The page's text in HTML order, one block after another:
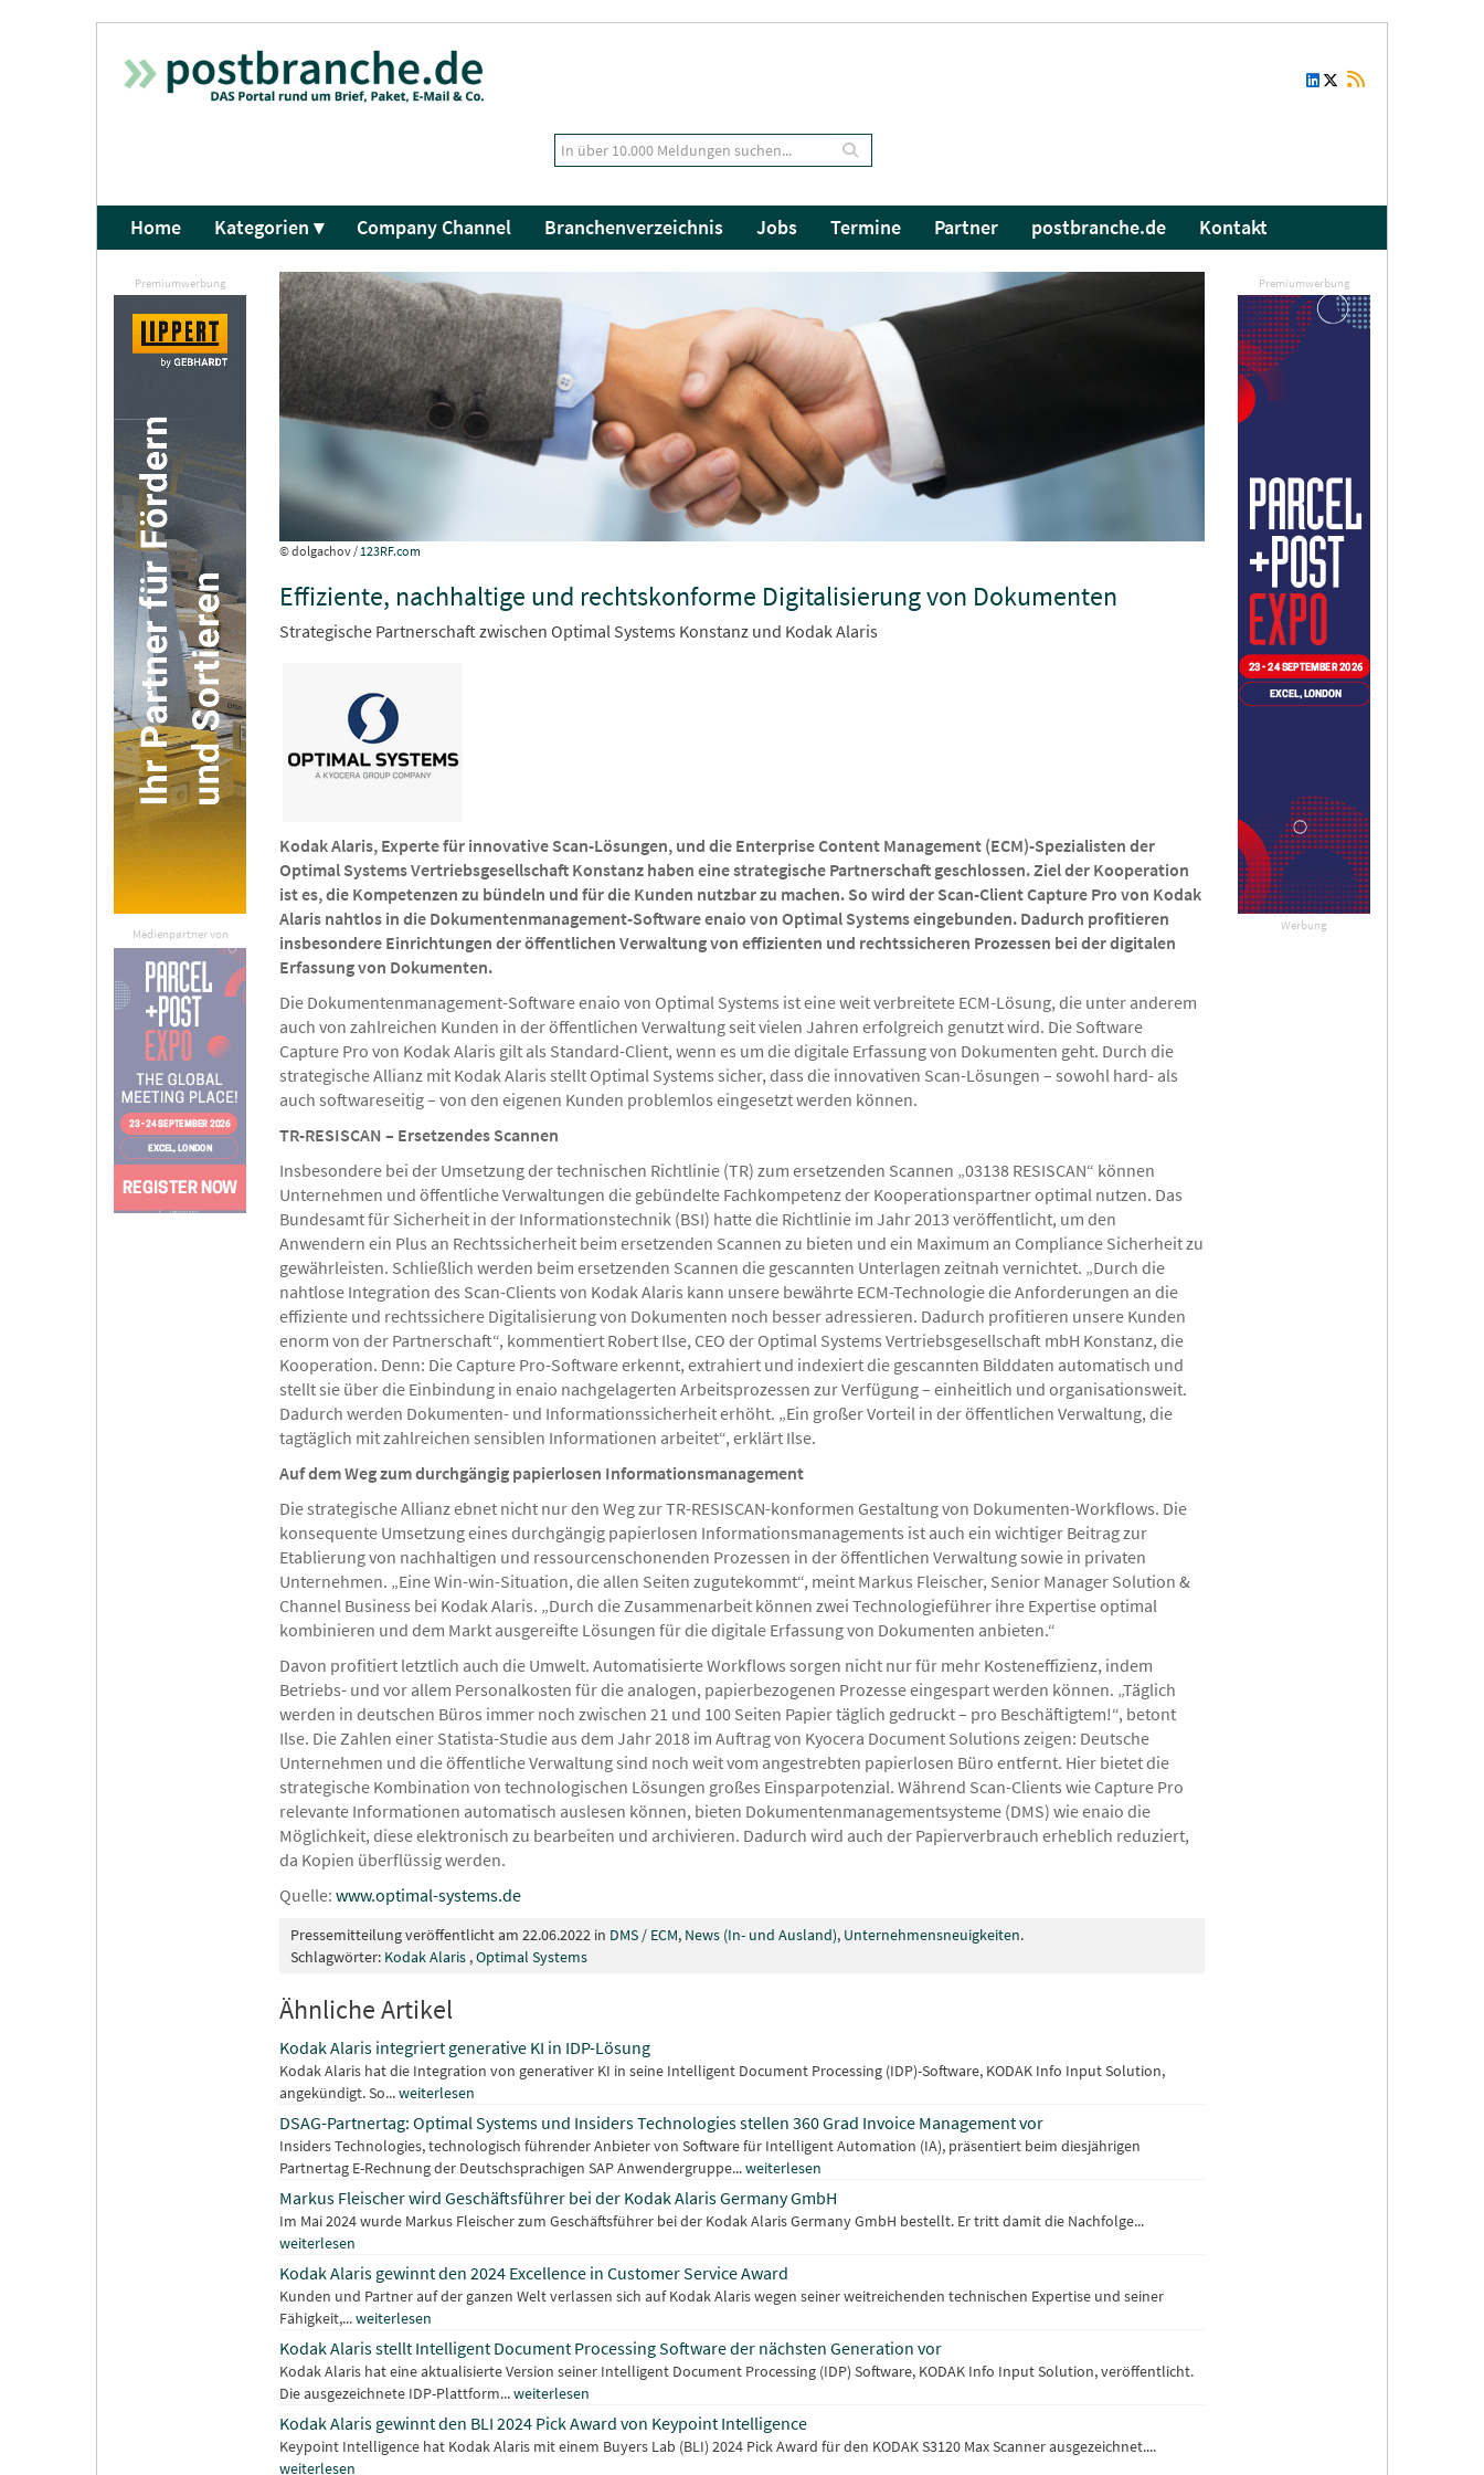
Home Kategorien ▾ Company Channel Branchenverzeichnis Jobs Termine Partner postbranche.de Kontakt
Premiumwerbung
Werbung
Premiumwerbung
Medienpartner von
© dolgachov / 123RF.com
Effiziente, nachhaltige und rechtskonforme Digitalisierung von Dokumenten
Strategische Partnerschaft zwischen Optimal Systems Konstanz und Kodak Alaris
Kodak Alaris, Experte für innovative Scan-Lösungen, und die Enterprise Content Management (ECM)-Spezialisten der
Optimal Systems Vertriebsgesellschaft Konstanz haben eine strategische Partnerschaft geschlossen. Ziel der Kooperation
ist es, die Kompetenzen zu bündeln und für die Kunden nutzbar zu machen. So wird der Scan-Client Capture Pro von Kodak
Alaris nahtlos in die Dokumentenmanagement-Software enaio von Optimal Systems eingebunden. Dadurch profitieren
insbesondere Einrichtungen der öffentlichen Verwaltung von effizienten und rechtssicheren Prozessen bei der digitalen
Erfassung von Dokumenten.
Die Dokumentenmanagement-Software enaio von Optimal Systems ist eine weit verbreitete ECM-Lösung, die unter anderem
auch von zahlreichen Kunden in der öffentlichen Verwaltung seit vielen Jahren erfolgreich genutzt wird. Die Software
Capture Pro von Kodak Alaris gilt als Standard-Client, wenn es um die digitale Erfassung von Dokumenten geht. Durch die
strategische Allianz mit Kodak Alaris stellt Optimal Systems sicher, dass die innovativen Scan-Lösungen – sowohl hard- als
auch softwareseitig – von den eigenen Kunden problemlos eingesetzt werden können.
TR-RESISCAN – Ersetzendes Scannen
Insbesondere bei der Umsetzung der technischen Richtlinie (TR) zum ersetzenden Scannen „03138 RESISCAN“ können
Unternehmen und öffentliche Verwaltungen die gebündelte Fachkompetenz der Kooperationspartner optimal nutzen. Das
Bundesamt für Sicherheit in der Informationstechnik (BSI) hatte die Richtlinie im Jahr 2013 veröffentlicht, um den
Anwendern ein Plus an Rechtssicherheit beim ersetzenden Scannen zu bieten und ein Maximum an Compliance Sicherheit zu
gewährleisten. Schließlich werden beim ersetzenden Scannen die gescannten Unterlagen zeitnah vernichtet. „Durch die
nahtlose Integration des Scan-Clients von Kodak Alaris kann unsere bewährte ECM-Technologie die Anforderungen an die
effiziente und rechtssichere Digitalisierung von Dokumenten noch besser adressieren. Dadurch profitieren unsere Kunden
enorm von der Partnerschaft“, kommentiert Robert Ilse, CEO der Optimal Systems Vertriebsgesellschaft mbH Konstanz, die
Kooperation. Denn: Die Capture Pro-Software erkennt, extrahiert und indexiert die gescannten Bilddaten automatisch und
stellt sie über die Einbindung in enaio nachgelagerten Arbeitsprozessen zur Verfügung – einheitlich und organisationsweit.
Dadurch werden Dokumenten- und Informationssicherheit erhöht. „Ein großer Vorteil in der öffentlichen Verwaltung, die
tagtäglich mit zahlreichen sensiblen Informationen arbeitet“, erklärt Ilse.
Auf dem Weg zum durchgängig papierlosen Informationsmanagement
Die strategische Allianz ebnet nicht nur den Weg zur TR-RESISCAN-konformen Gestaltung von Dokumenten-Workflows. Die
konsequente Umsetzung eines durchgängig papierlosen Informationsmanagements ist auch ein wichtiger Beitrag zur
Etablierung von nachhaltigen und ressourcenschonenden Prozessen in der öffentlichen Verwaltung sowie in privaten
Unternehmen. „Eine Win-win-Situation, die allen Seiten zugutekommt“, meint Markus Fleischer, Senior Manager Solution &
Channel Business bei Kodak Alaris. „Durch die Zusammenarbeit können zwei Technologieführer ihre Expertise optimal
kombinieren und dem Markt ausgereifte Lösungen für die digitale Erfassung von Dokumenten anbieten.“
Davon profitiert letztlich auch die Umwelt. Automatisierte Workflows sorgen nicht nur für mehr Kosteneffizienz, indem
Betriebs- und vor allem Personalkosten für die analogen, papierbezogenen Prozesse eingespart werden können. „Täglich
werden in deutschen Büros immer noch zwischen 21 und 100 Seiten Papier täglich gedruckt – pro Beschäftigtem!“, betont
Ilse. Die Zahlen einer Statista-Studie aus dem Jahr 2018 im Auftrag von Kyocera Document Solutions zeigen: Deutsche
Unternehmen und die öffentliche Verwaltung sind noch weit vom angestrebten papierlosen Büro entfernt. Hier bietet die
strategische Kombination von technologischen Lösungen großes Einsparpotenzial. Während Scan-Clients wie Capture Pro
relevante Informationen automatisch auslesen können, bieten Dokumentenmanagementsysteme (DMS) wie enaio die
Möglichkeit, diese elektronisch zu bearbeiten und archivieren. Dadurch wird auch der Papierverbrauch erheblich reduziert,
da Kopien überflüssig werden.
Quelle: www.optimal-systems.de
Pressemitteilung veröffentlicht am 22.06.2022 in DMS / ECM, News (In- und Ausland), Unternehmensneuigkeiten.
Schlagwörter: Kodak Alaris ,Optimal Systems
Ähnliche Artikel
Kodak Alaris integriert generative KI in IDP-Lösung
Kodak Alaris hat die Integration von generativer KI in seine Intelligent Document Processing (IDP)-Software, KODAK Info Input Solution,
angekündigt. So...weiterlesen
DSAG-Partnertag: Optimal Systems und Insiders Technologies stellen 360 Grad Invoice Management vor
Insiders Technologies, technologisch führender Anbieter von Software für Intelligent Automation (IA), präsentiert beim diesjährigen
Partnertag E-Rechnung der Deutschsprachigen SAP Anwendergruppe...weiterlesen
Markus Fleischer wird Geschäftsführer bei der Kodak Alaris Germany GmbH
Im Mai 2024 wurde Markus Fleischer zum Geschäftsführer bei der Kodak Alaris Germany GmbH bestellt. Er tritt damit die Nachfolge...
weiterlesen
Kodak Alaris gewinnt den 2024 Excellence in Customer Service Award
Kunden und Partner auf der ganzen Welt verlassen sich auf Kodak Alaris wegen seiner weitreichenden technischen Expertise und seiner
Fähigkeit,...weiterlesen
Kodak Alaris stellt Intelligent Document Processing Software der nächsten Generation vor
Kodak Alaris hat eine aktualisierte Version seiner Intelligent Document Processing (IDP) Software, KODAK Info Input Solution, veröffentlicht.
Die ausgezeichnete IDP-Plattform...weiterlesen
Kodak Alaris gewinnt den BLI 2024 Pick Award von Keypoint Intelligence
Keypoint Intelligence hat Kodak Alaris mit einem Buyers Lab (BLI) 2024 Pick Award für den KODAK S3120 Max Scanner ausgezeichnet....
weiterlesen